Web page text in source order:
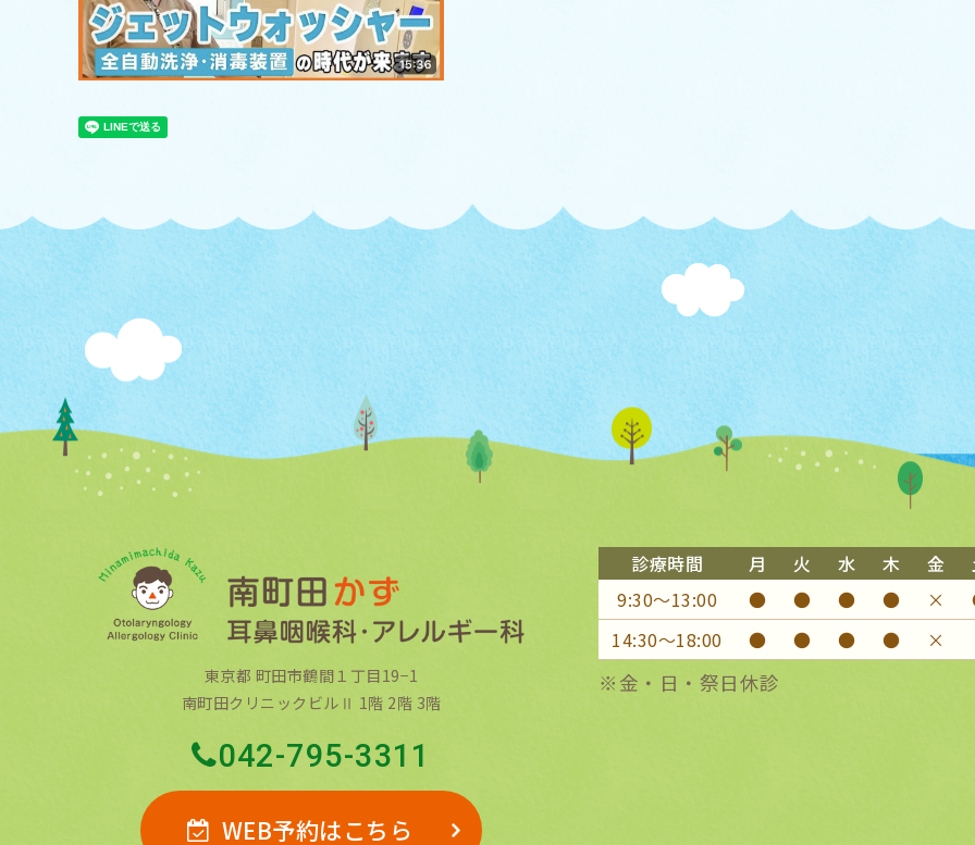
東京都 町田市鶴間１丁目19−1
南町田クリニックビルⅡ 1階 2階 3階
042-795-3311
WEB予約はこちら
診療時間 月 火 水 木 金
9:30〜13:00
● ● ● ● ×
14:30〜18:00
● ● ● ● ×
※金・日・祭日休診